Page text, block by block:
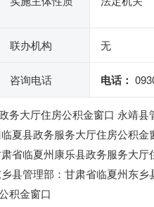
联办机构 无
咨询电话 电话：
务大厅住房公积金窗口 永靖
夏县政务服务大厅住房公积
省临夏州康乐县政务服务大
县管理部：甘肃省临夏州东
积金窗口